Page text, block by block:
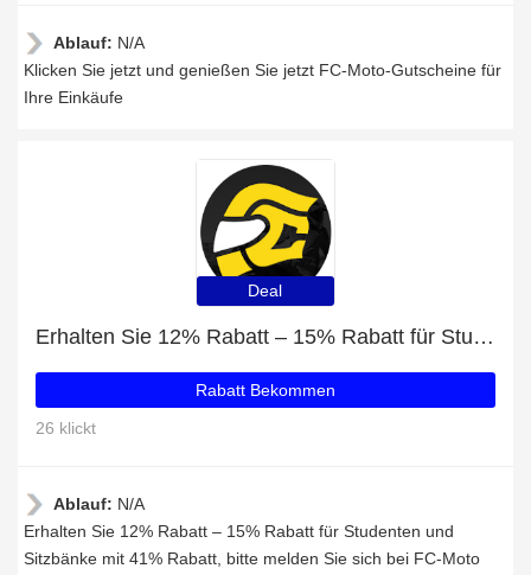
Ablauf: N/A
Klicken Sie jetzt und genießen Sie jetzt FC-Moto-Gutscheine für
Ihre Einkäufe
Deal
Erhalten Sie 12% Rabatt – 15% Rabatt für Studenten und Sitzbänke mit 41% Rabatt
Rabatt Bekommen
26 klickt
Ablauf: N/A
Erhalten Sie 12% Rabatt – 15% Rabatt für Studenten und
Sitzbänke mit 41% Rabatt, bitte melden Sie sich bei FC-Moto